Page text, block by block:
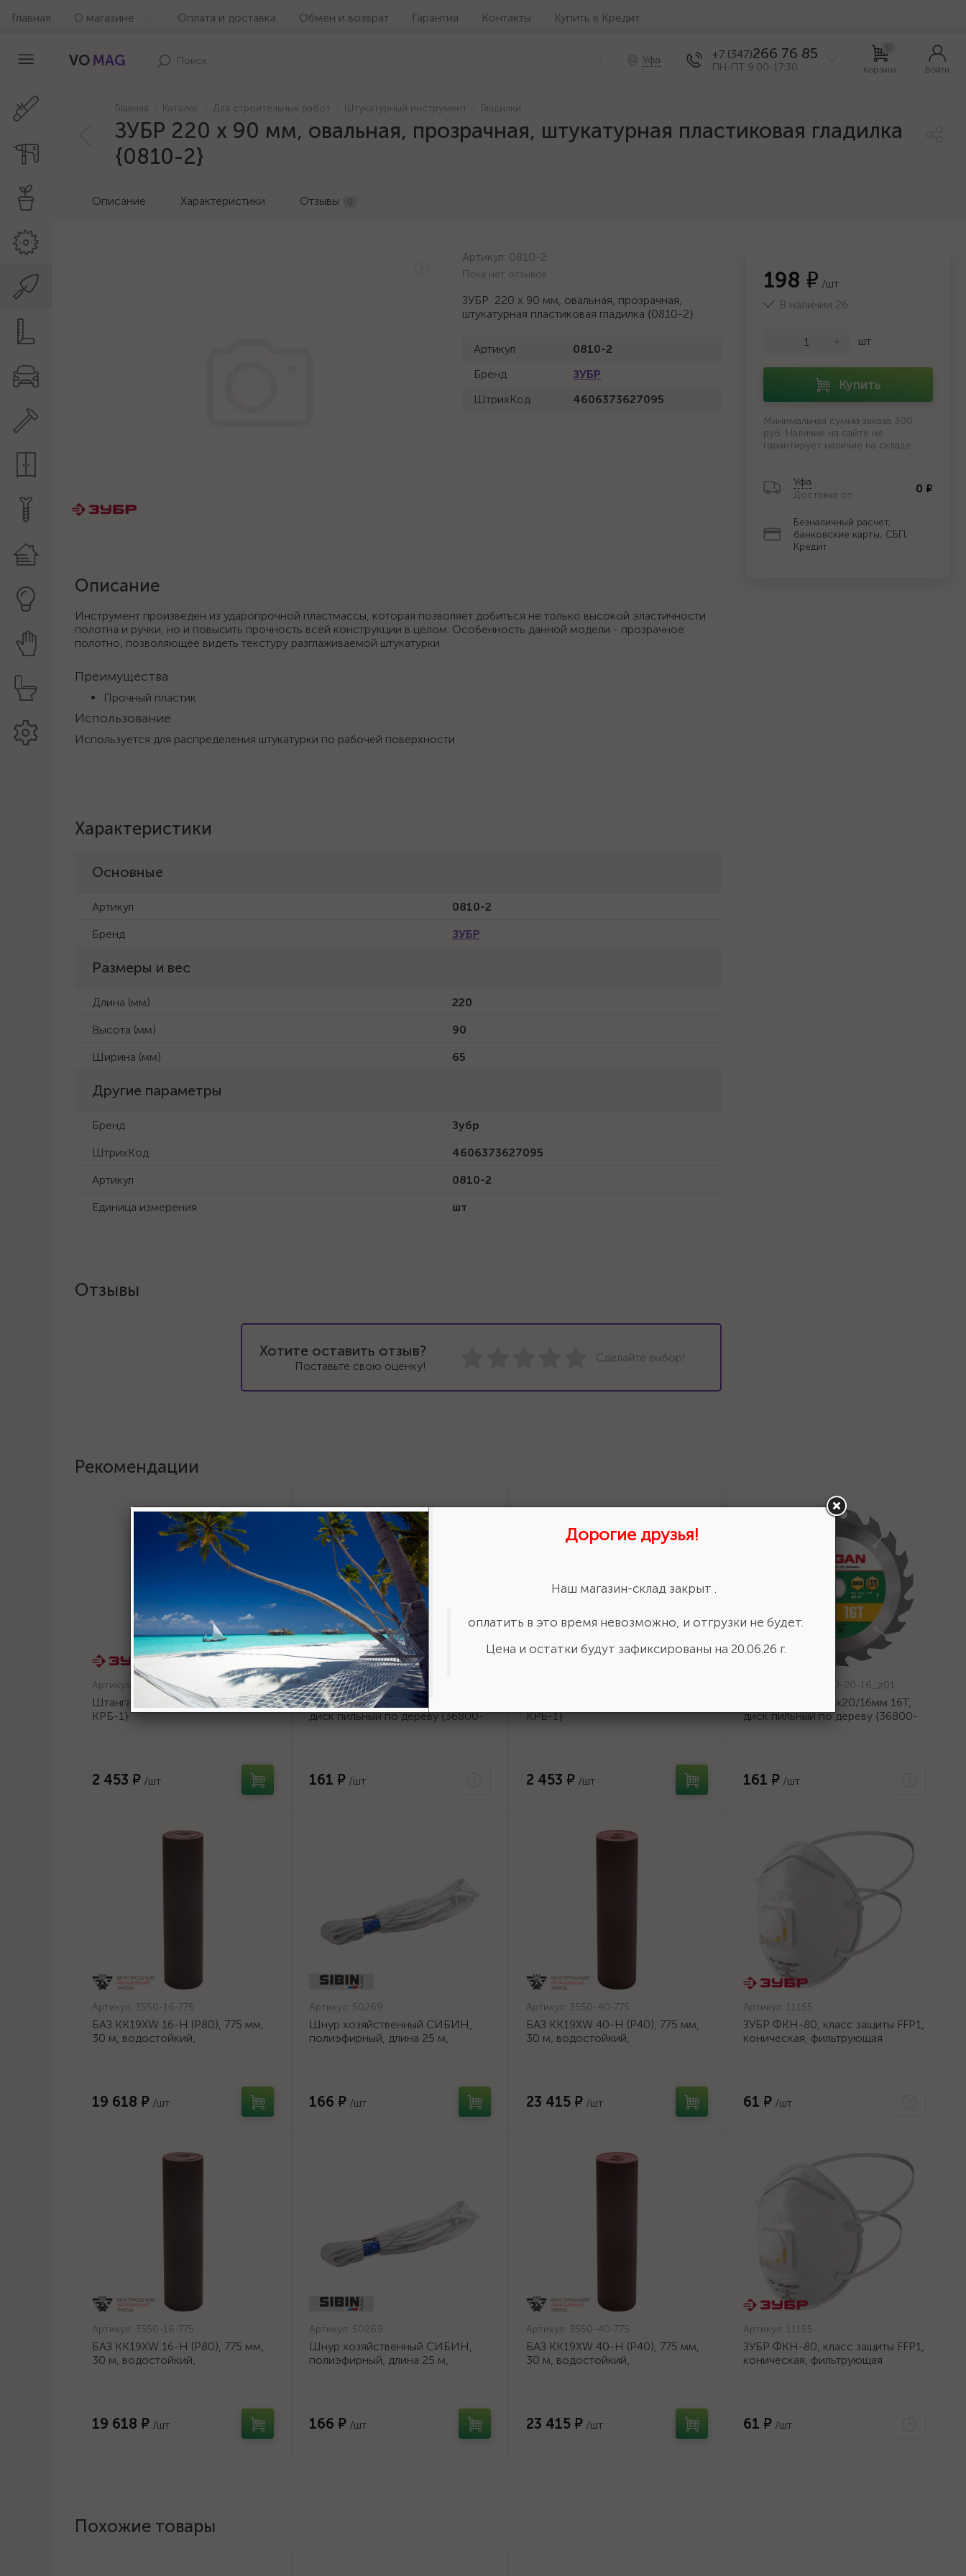
Главная О магазине Оплата и доставка Обмен и возврат Гарантия Контакты Купить в Кредит
VO MAG Уфа +7 (347)266 76 85
ПН-ПТ 9:00-17:30
0
Корзина Войти
Главная Каталог Для строительных работ Штукатурный инструмент Гладилки
ЗУБР 220 х 90 мм, овальная, прозрачная, штукатурная пластиковая гладилка
{0810-2}
Описание Характеристики Отзывы 0
Артикул: 0810-2
Пока нет отзывов
ЗУБР 220 х 90 мм, овальная, прозрачная,
штукатурная пластиковая гладилка {0810-2}
Артикул
0810-2
Бренд
ЗУБР
ШтрихКод
4606373627095
Описание
Инструмент произведен из ударопрочной пластмассы, которая позволяет добиться не только высокой эластичности
полотна и ручки, но и повысить прочность всей конструкции в целом. Особенность данной модели - прозрачное
полотно, позволяющее видеть текстуру разглаживаемой штукатурки
Преимущества
Прочный пластик
Использование
Используется для распределения штукатурки по рабочей поверхности
Характеристики
Основные
Артикул
0810-2
Бренд
ЗУБР
Размеры и вес
Длина (мм)
220
Высота (мм)
90
Ширина (мм)
65
Другие параметры
Бренд
Зубр
ШтрихКод
4606373627095
Артикул
0810-2
Единица измерения
шт
198 ₽ /шт
В наличии 26
+ шт
Купить
Минимальная сумма заказа 300
руб. Наличие на сайте не
гарантирует наличие на складе.
Уфа
Доставка от
0 ₽
Безналичный расчет,
банковские карты, СБП,
Кредит
Отзывы
Хотите оставить отзыв?
Поставьте свою оценку!
Сделайте выбор!
Рекомендации
Артикул: W-КРБ-1
Штанга ЗУБР для КРБ-хххх {W-
КРБ-1}
2 453 ₽ /шт
Артикул:36800-140-20-16_z01
URAGAN Fast 140x20/16мм 16Т,
диск пильный по дереву {36800-
161 ₽ /шт
КРБ-1}
2 453 ₽ /шт
36800-140-20-16_z01
URAGAN Fast 140x20/16мм 16Т,
диск пильный по дереву {36800-
161 ₽ /шт
Артикул: 3550-16-775
БАЗ KK19XW 16-H (Р80), 775 мм,
30 м, водостойкий,
19 618 ₽ /шт
Артикул: 50269
Шнур хозяйственный СИБИН,
полиэфирный, длина 25 м,
166 ₽ /шт
Артикул: 3550-40-775
БАЗ KK19XW 40-H (Р40), 775 мм,
30 м, водостойкий,
23 415 ₽ /шт
Артикул: 11155
ЗУБР ФКН-80, класс защиты FFP1,
коническая, фильтрующая
61 ₽ /шт
Артикул: 3550-16-775
БАЗ KK19XW 16-H (Р80), 775 мм,
30 м, водостойкий,
19 618 ₽ /шт
Артикул: 50269
Шнур хозяйственный СИБИН,
полиэфирный, длина 25 м,
166 ₽ /шт
Артикул: 3550-40-775
БАЗ KK19XW 40-H (Р40), 775 мм,
30 м, водостойкий,
23 415 ₽ /шт
Артикул: 11155
ЗУБР ФКН-80, класс защиты FFP1,
коническая, фильтрующая
61 ₽ /шт
Похожие товары
Дорогие друзья!
Наш магазин-склад закрыт .
оплатить в это время невозможно, и отгрузки не будет.
Цена и остатки будут зафиксированы на 20.06.26 г.